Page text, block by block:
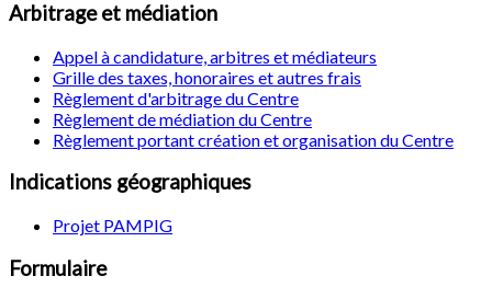
Arbitrage et médiation
Appel à candidature, arbitres et médiateurs
Grille des taxes, honoraires et autres frais
Règlement d'arbitrage du Centre
Règlement de médiation du Centre
Règlement portant création et organisation du Centre
Indications géographiques
Projet PAMPIG
Formulaire